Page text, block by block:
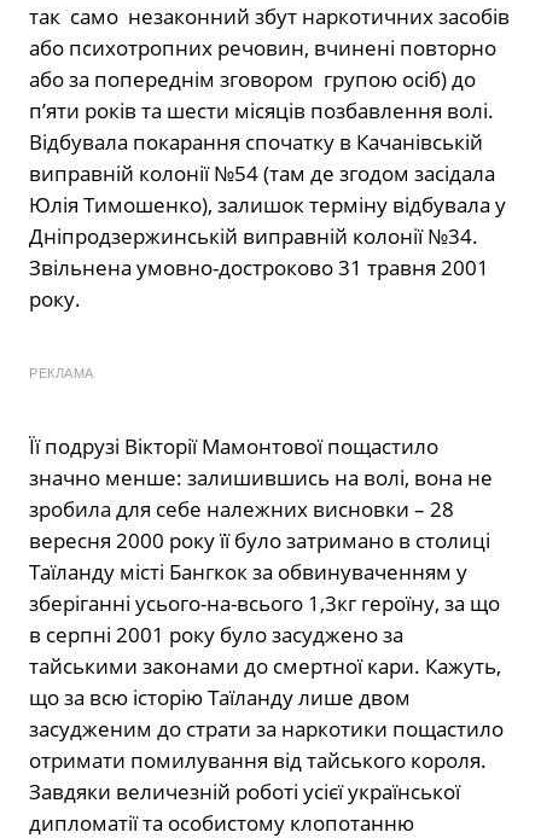
так само незаконний збут наркотичних засобів
або психотропних речовин, вчинені повторно
або за попереднім зговором групою осіб) до
п’яти років та шести місяців позбавлення волі.
Відбувала покарання спочатку в Качанівській
виправній колонії №54 (там де згодом засідала
Юлія Тимошенко), залишок терміну відбувала у
Дніпродзержинській виправній колонії №34.
Звільнена умовно-достроково 31 травня 2001
року.
РЕКЛАМА
Її подрузі Вікторії Мамонтової пощастило
значно менше: залишившись на волі, вона не
зробила для себе належних висновки – 28
вересня 2000 року її було затримано в столиці
Таїланду місті Бангкок за обвинуваченням у
зберіганні усього-на-всього 1,3кг героїну, за що
в серпні 2001 року було засуджено за
тайськими законами до смертної кари. Кажуть,
що за всю історію Таїланду лише двом
засудженим до страти за наркотики пощастило
отримати помилування від тайського короля.
Завдяки величезній роботі усієї української
дипломатії та особистому клопотанню